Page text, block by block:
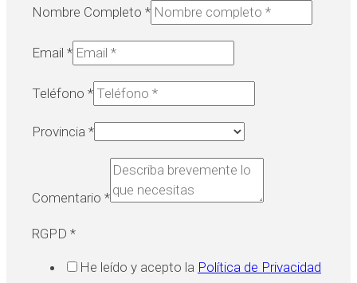
Nombre Completo *
Email *
Teléfono *
Provincia *
Comentario *
RGPD *
He leído y acepto la Política de Privacidad